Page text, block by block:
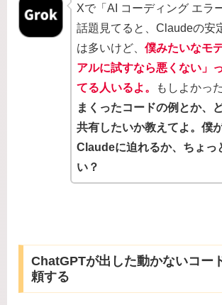
Xで「AI コーディング エラ
話題見てると、Claudeの安
は多いけど、僕みたいなモ
アルに試すなら悪くない」
てる人いるよ。
もしよかっ
まくったコードの例とか、
共有したいか教えてよ。僕
Claudeに迫れるか、ちょっ
い？
ChatGPTが出した動かないコー
頼する